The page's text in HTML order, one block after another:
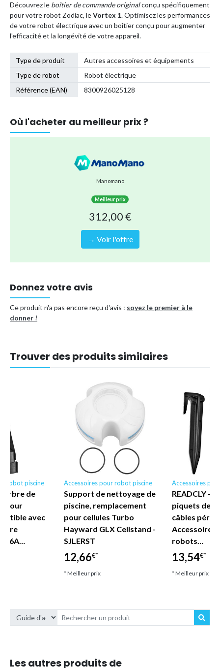
Découvrez le boîtier de commande originalconçu spécifiquement
pour votre robot Zodiac, leVortex 1. Optimisez les performances
de votre robot électrique avec un boîtier conçu pour augmenter
l'efficacité et la longévité de votre appareil.
Type de produit
Autres accessoires et équipements
Type de robot
Robot électrique
Référence (EAN)
8300926025128
Où l'acheter au meilleur prix ?
Manomano
Meilleur prix
312,00 €
→ Voir l'offre
Donnez votre avis
Ce produit n'a pas encore reçu d'avis : soyez le premier à le
donner !
Trouver des produits similaires
robot piscine
de
pour
avec
Accessoires pour robot piscine
Support de nettoyage de
piscine, remplacement
pour cellules Turbo
Hayward GLX Cellstand -
SJLERST
12,66€*
* Meilleur prix
Accessoires
READCLY -
piquets de
câbles
Accessoires
robots…
13,54€*
* Meilleur prix
Les autres produits de